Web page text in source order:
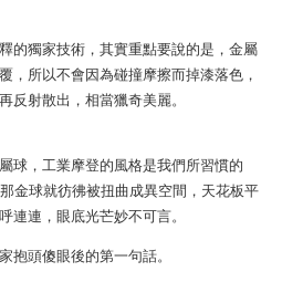
的獨家技術，其實重點要說的是，金屬
，所以不會因為碰撞摩擦而掉漆落色，
反射散出，相當獵奇美麗。
球，工業摩登的風格是我們所習慣的
金球就彷彿被扭曲成異空間，天花板平
連連，眼底光芒妙不可言。
抱頭傻眼後的第一句話。